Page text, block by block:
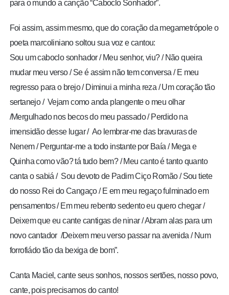
para o mundo a canção “Caboclo Sonhador”.
Foi assim, assim mesmo, que do coração da megametrópole o
poeta marcoliniano soltou sua voz e cantou:
Sou um caboclo sonhador / Meu senhor, viu? / Não queira
mudar meu verso / Se é assim não tem conversa / E meu
regresso para o brejo / Diminui a minha reza / Um coração tão
sertanejo / Vejam como anda plangente o meu olhar
/Mergulhado nos becos do meu passado / Perdido na
imensidão desse lugar / Ao lembrar-me das bravuras de
Nenem / Perguntar-me a todo instante por Baía / Mega e
Quinha como vão? tá tudo bem? / Meu canto é tanto quanto
canta o sabiá / Sou devoto de Padim Ciço Romão / Sou tiete
do nosso Rei do Cangaço / E em meu regaço fulminado em
pensamentos / Em meu rebento sedento eu quero chegar /
Deixem que eu cante cantigas de ninar / Abram alas para um
novo cantador /Deixem meu verso passar na avenida / Num
forrofiádo tão da bexiga de bom”.
Canta Maciel, cante seus sonhos, nossos sertões, nosso povo,
cante, pois precisamos do canto!